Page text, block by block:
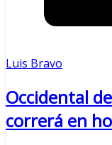
Luis Bravo
Occidental
correrá en